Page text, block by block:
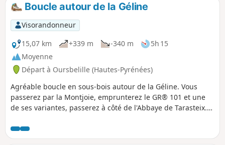
Boucle autour de la Géline
Visorandonneur
15,07 km
+339 m -340 m
5h 15
Moyenne
Départ à Oursbelille (Hautes-Pyrénées)
Agréable boucle en sous-bois autour de la Géline. Vous
passerez par la Montjoie, emprunterez le GR® 101 et une
de ses variantes, passerez à côté de l'Abbaye de Tarasteix.
une descente et une remontée pour visiter le Castet Crabé
et un dernier kilomètre pour récupérer en douceur. C'est